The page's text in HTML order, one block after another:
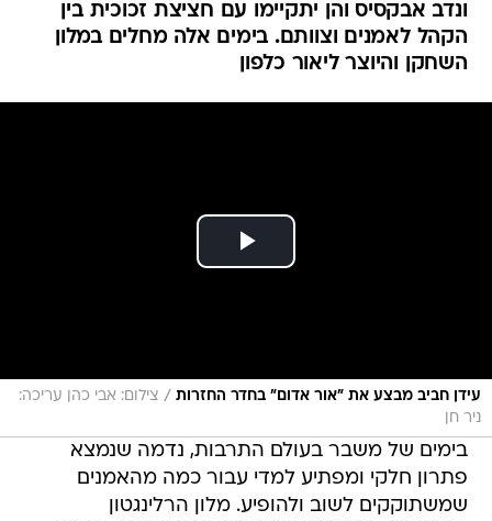
ונדב אבקסיס והן יתקיימו עם חציצת זכוכית בין
הקהל לאמנים וצוותם. בימים אלה מחלים במלון
השחקן והיוצר ליאור כלפון
עידן חביב מבצע את "אור אדום" בחדר החזרות / צילום: אבי כהן עריכה:
ניר חן
בימים של משבר בעולם התרבות, נדמה שנמצא
פתרון חלקי ומפתיע למדי עבור כמה מהאמנים
שמשתוקקים לשוב ולהופיע. מלון הרלינגטון